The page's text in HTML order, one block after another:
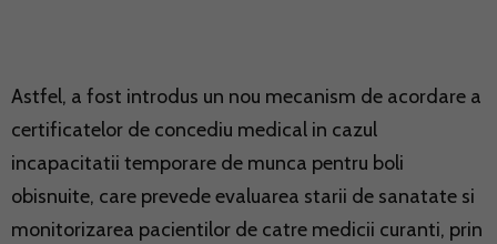
Astfel, a fost introdus un nou mecanism de acordare a
certificatelor de concediu medical in cazul
incapacitatii temporare de munca pentru boli
obisnuite, care prevede evaluarea starii de sanatate si
monitorizarea pacientilor de catre medicii curanti, prin